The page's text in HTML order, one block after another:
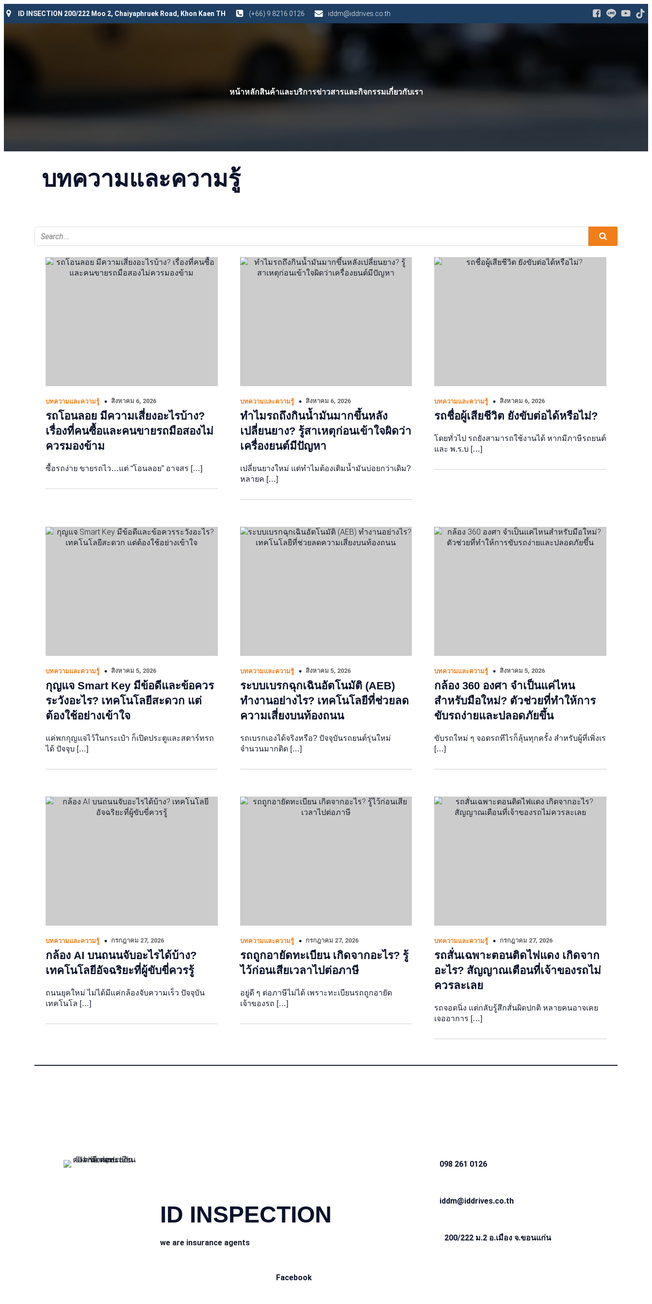
ID INSECTION 200/222 Moo 2, Chaiyaphruek Road, Khon Kaen TH (+66) 9 8216 0126 iddm@iddrives.co.th
หน้าหลักสินค้าและบริการข่าวสารและกิจกรรมเกี่ยวกับเรา
บทความและความรู้
บทความและความรู้ สิงหาคม 6, 2026
รถโอนลอย มีความเสี่ยงอะไรบ้าง?
เรื่องที่คนซื้อและคนขายรถมือสองไม่
ควรมองข้าม
ซื้อรถง่าย ขายรถไว…แต่ “โอนลอย” อาจสร […]
บทความและความรู้ สิงหาคม 6, 2026
ทำไมรถถึงกินน้ำมันมากขึ้นหลัง
เปลี่ยนยาง? รู้สาเหตุก่อนเข้าใจผิดว่า
เครื่องยนต์มีปัญหา
เปลี่ยนยางใหม่ แต่ทำไมต้องเติมน้ำมันบ่อยกว่าเดิม?
หลายค […]
บทความและความรู้ สิงหาคม 6, 2026
รถชื่อผู้เสียชีวิต ยังขับต่อได้หรือไม่?
โดยทั่วไป รถยังสามารถใช้งานได้ หากมีภาษีรถยนต์
และ พ.ร.บ […]
บทความและความรู้ สิงหาคม 5, 2026
กุญแจ Smart Key มีข้อดีและข้อควร
ระวังอะไร? เทคโนโลยีสะดวก แต่
ต้องใช้อย่างเข้าใจ
แค่พกกุญแจไว้ในกระเป๋า ก็เปิดประตูและสตาร์ทรถ
ได้ ปัจจุบ […]
บทความและความรู้ สิงหาคม 5, 2026
ระบบเบรกฉุกเฉินอัตโนมัติ (AEB)
ทำงานอย่างไร? เทคโนโลยีที่ช่วยลด
ความเสี่ยงบนท้องถนน
รถเบรกเองได้จริงหรือ? ปัจจุบันรถยนต์รุ่นใหม่
จำนวนมากติด […]
บทความและความรู้ สิงหาคม 5, 2026
กล้อง 360 องศา จำเป็นแค่ไหน
สำหรับมือใหม่? ตัวช่วยที่ทำให้การ
ขับรถง่ายและปลอดภัยขึ้น
ขับรถใหม่ ๆ จอดรถทีไรก็ลุ้นทุกครั้ง สำหรับผู้ที่เพิ่งเร
[…]
บทความและความรู้ กรกฎาคม 27, 2026
กล้อง AI บนถนนจับอะไรได้บ้าง?
เทคโนโลยีอัจฉริยะที่ผู้ขับขี่ควรรู้
ถนนยุคใหม่ ไม่ได้มีแค่กล้องจับความเร็ว ปัจจุบัน
เทคโนโล […]
บทความและความรู้ กรกฎาคม 27, 2026
รถถูกอายัดทะเบียน เกิดจากอะไร? รู้
ไว้ก่อนเสียเวลาไปต่อภาษี
อยู่ดี ๆ ต่อภาษีไม่ได้ เพราะทะเบียนรถถูกอายัด
เจ้าของรถ […]
บทความและความรู้ กรกฎาคม 27, 2026
รถสั่นเฉพาะตอนติดไฟแดง เกิดจาก
อะไร? สัญญาณเตือนที่เจ้าของรถไม่
ควรละเลย
รถจอดนิ่ง แต่กลับรู้สึกสั่นผิดปกติ หลายคนอาจเคย
เจออาการ […]
ID INSPECTION
we are insurance agents
098 261 0126
iddm@iddrives.co.th
200/222 ม.2 อ.เมือง จ.ขอนแก่น
Facebook